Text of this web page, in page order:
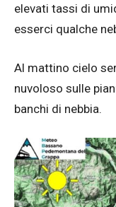
elevati tassi di
esserci qualche
Al mattino cielo
nuvoloso sulle
banchi di nebbia.